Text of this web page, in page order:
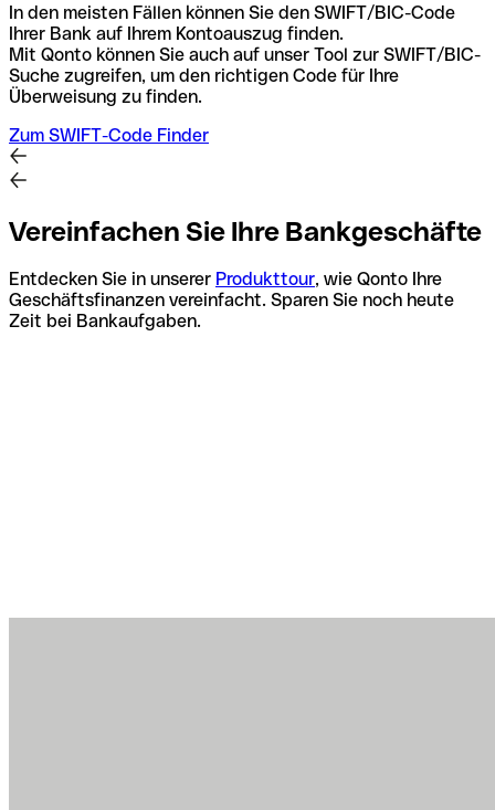
In den meisten Fällen können Sie den SWIFT/BIC-Code
Ihrer Bank auf Ihrem Kontoauszug finden.
Mit Qonto können Sie auch auf unser Tool zur SWIFT/BIC-
Suche zugreifen, um den richtigen Code für Ihre
Überweisung zu finden.
Zum SWIFT-Code Finder
Vereinfachen Sie Ihre Bankgeschäfte
Entdecken Sie in unserer Produkttour, wie Qonto Ihre
Geschäftsfinanzen vereinfacht. Sparen Sie noch heute
Zeit bei Bankaufgaben.